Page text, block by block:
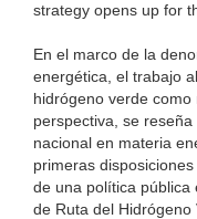
strategy opens up for
En el marco de la
energética, el trabajo
hidrógeno verde
perspectiva, se
nacional en materia
primeras
de una política pública
de Ruta del